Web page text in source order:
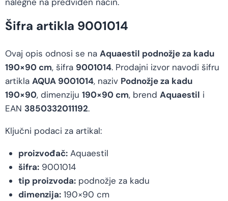
nalegne na predviđen način.
Šifra artikla 9001014
Ovaj opis odnosi se na Aquaestil podnožje za kadu
190×90 cm, šifra 9001014. Prodajni izvor navodi šifru
artikla AQUA 9001014, naziv Podnožje za kadu
190×90, dimenziju 190×90 cm, brend Aquaestil i
EAN 3850332011192.
Ključni podaci za artikal:
proizvođač:Aquaestil
šifra:9001014
tip proizvoda:podnožje za kadu
dimenzija:190×90 cm